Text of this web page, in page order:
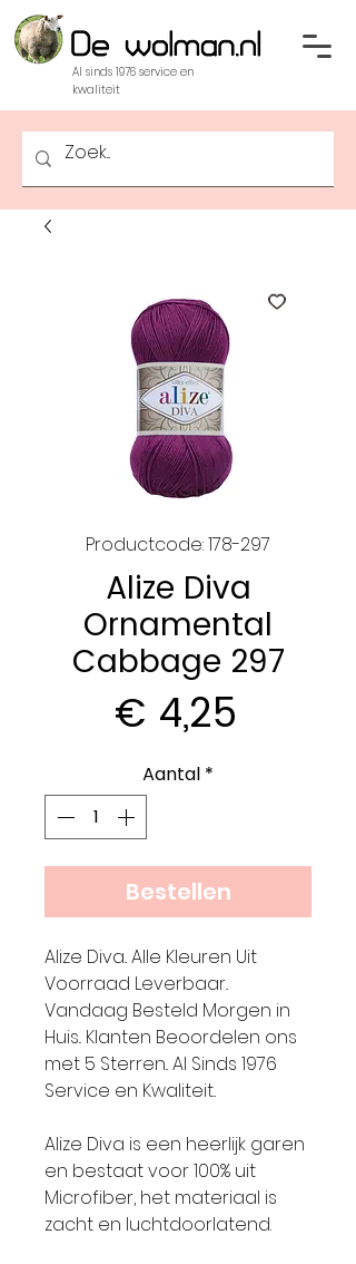
Al sinds 1976 service en
kwaliteit
Productcode: 178-297
Alize Diva
Ornamental
Cabbage 297
€ 4,25
Aantal *
Bestellen
Alize Diva.. Alle Kleuren Uit
Voorraad Leverbaar..
Vandaag Besteld Morgen in
Huis.. Klanten Beoordelen ons
met 5 Sterren.. Al Sinds 1976
Service en Kwaliteit..
Alize Diva is een heerlijk garen
en bestaat voor 100% uit
Microfiber, het materiaal is
zacht en luchtdoorlatend.